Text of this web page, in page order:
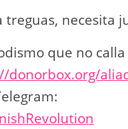
treguas, necesita
que no
donorbox.org/